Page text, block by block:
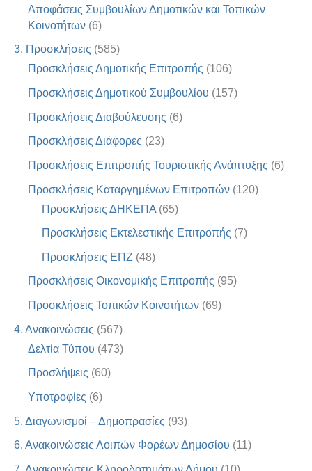
Αποφάσεις Συμβουλίων Δημοτικών και Τοπικών
Κοινοτήτων (6)
3. Προσκλήσεις (585)
Προσκλήσεις Δημοτικής Επιτροπής (106)
Προσκλήσεις Δημοτικού Συμβουλίου (157)
Προσκλήσεις Διαβούλευσης (6)
Προσκλήσεις Διάφορες (23)
Προσκλήσεις Επιτροπής Τουριστικής Ανάπτυξης (6)
Προσκλήσεις Καταργημένων Επιτροπών (120)
Προσκλήσεις ΔΗΚΕΠΑ (65)
Προσκλήσεις Εκτελεστικής Επιτροπής (7)
Προσκλήσεις ΕΠΖ (48)
Προσκλήσεις Οικονομικής Επιτροπής (95)
Προσκλήσεις Τοπικών Κοινοτήτων (69)
4. Ανακοινώσεις (567)
Δελτία Τύπου (473)
Προσλήψεις (60)
Υποτροφίες (6)
5. Διαγωνισμοί – Δημοπρασίες (93)
6. Ανακοινώσεις Λοιπών Φορέων Δημοσίου (11)